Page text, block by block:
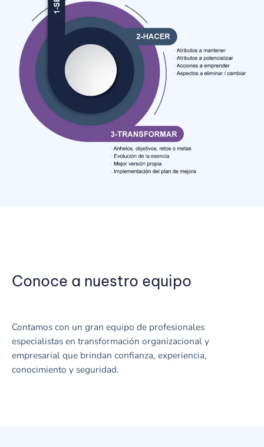
Conoce a nuestro equipo
Contamos con un gran equipo de profesionales
especialistas en transformación organizacional y
empresarial que brindan confianza, experiencia,
conocimiento y seguridad.